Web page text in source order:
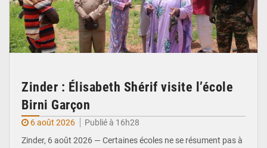
Zinder : Élisabeth Shérif visite l’école
Birni Garçon
6 août 2026
Publié à 16h28
Zinder, 6 août 2026 — Certaines écoles ne se résument pas à